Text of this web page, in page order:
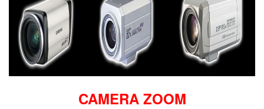
CAMERA ZOOM